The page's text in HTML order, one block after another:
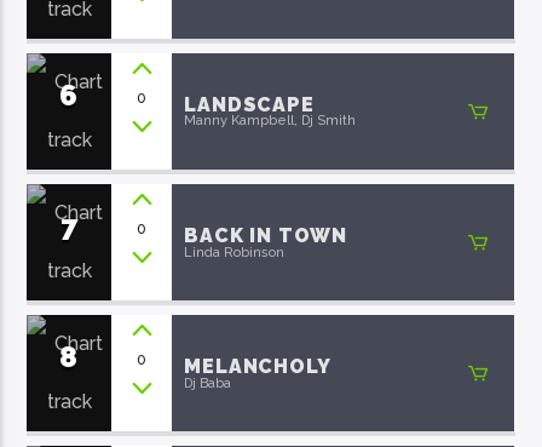
6 0 LANDSCAPE
Manny Kampbell, Dj Smith
7 0 BACK IN TOWN
Linda Robinson
8 0 MELANCHOLY
Dj Baba